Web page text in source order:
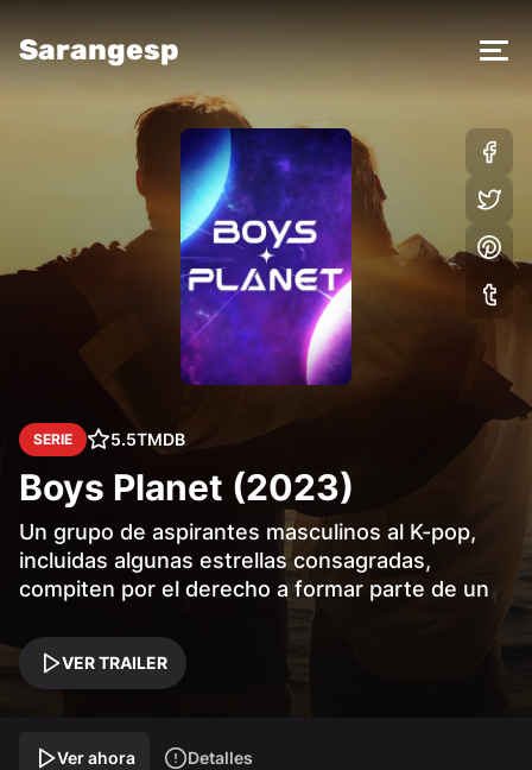
Sarangesp
SERIE 5.5TMDB
Boys Planet (2023)
Un grupo de aspirantes masculinos al K-pop,
incluidas algunas estrellas consagradas,
compiten por el derecho a formar parte de un
flamante grupo y luchar por la gloria de las
listas de éxitos.
VER TRAILER
Ver ahora Detalles